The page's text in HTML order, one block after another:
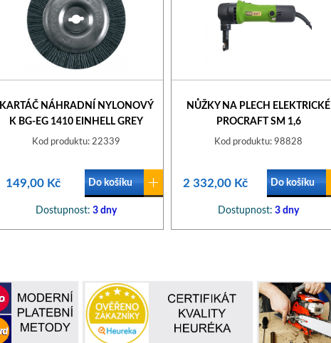
KARTÁČ NÁHRADNÍ NYLONOVÝ
K BG-EG 1410 EINHELL GREY
Kod produktu: 22339
149,00 Kč Do košíku
Dostupnost: 3 dny
NŮŽKY NA PLECH ELEKTRICKÉ
PROCRAFT SM 1,6
Kod produktu: 98828
2 332,00 Kč Do košíku
Dostupnost: 3 dny